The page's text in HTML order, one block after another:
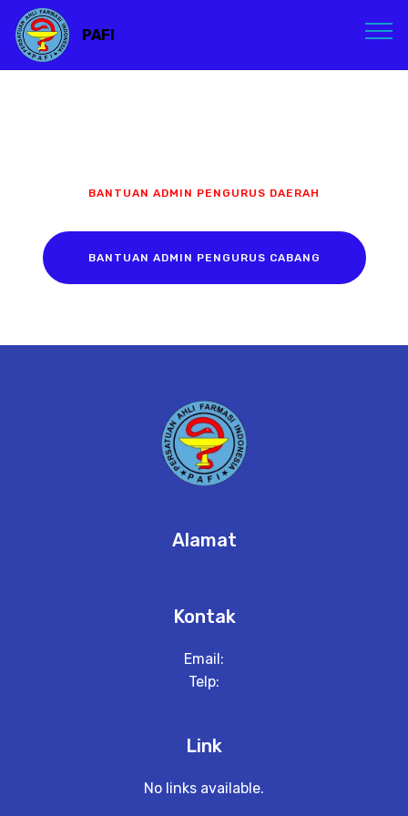
PAFI
BANTUAN ADMIN PENGURUS DAERAH
BANTUAN ADMIN PENGURUS CABANG
Alamat
Kontak
Email:
Telp:
Link
No links available.